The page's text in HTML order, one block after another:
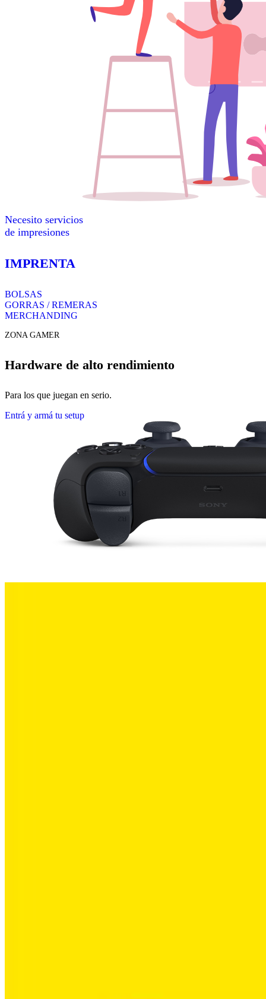
Necesito servicios
de impresiones
IMPRENTA
BOLSAS
GORRAS / REMERAS
MERCHANDING
ZONA GAMER
Hardware de alto rendimiento
Para los que juegan en serio.
Entrá y armá tu setup